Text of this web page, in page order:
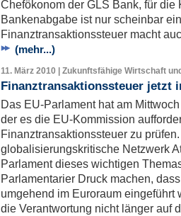
Chefökonom der GLS Bank, für
Bankenabgabe ist nur scheinbar
Finanztransaktionssteuer macht
(mehr...)
11. März 2010 | Zukunftsfähige Wirtschaft
Finanztransaktionssteuer jetzt
Das EU-Parlament hat am
der es die EU-Kommission
Finanztransaktionssteuer zu
globalisierungskritische Netzwerk
Parlament dieses wichtigen
Parlamentarier Druck machen,
umgehend im Euroraum
die Verantwortung nicht länger auf